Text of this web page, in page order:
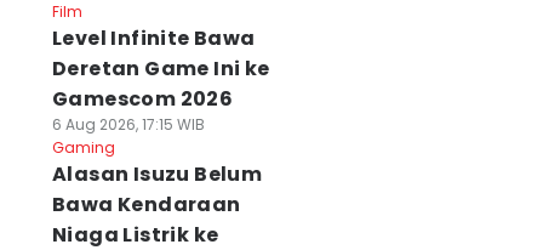
Film
Level Infinite Bawa
Deretan Game Ini ke
Gamescom 2026
6 Aug 2026, 17:15 WIB
Gaming
Alasan Isuzu Belum
Bawa Kendaraan
Niaga Listrik ke